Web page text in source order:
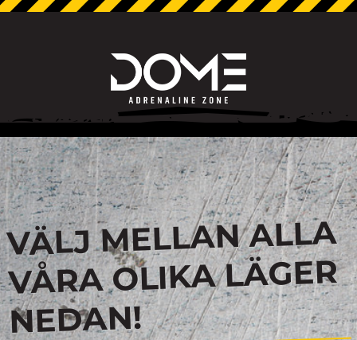
VÄLJ MELLAN ALLA
VÅRA OLIKA LÄGER
NEDAN!